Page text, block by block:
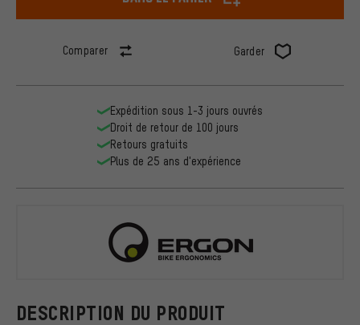
Comparer Garder
DESCRIPTION DU PRODUIT
Expédition sous 1-3 jours ouvrés
Droit de retour de 100 jours
Retours gratuits
Plus de 25 ans d'expérience
Ergon